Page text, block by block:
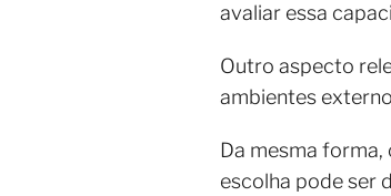
avaliar essa
Outro aspecto
ambientes
Da mesma
escolha pode ser